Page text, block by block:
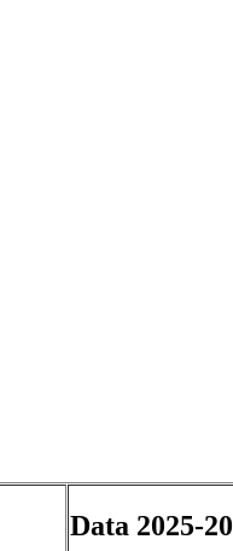
Data 2025-